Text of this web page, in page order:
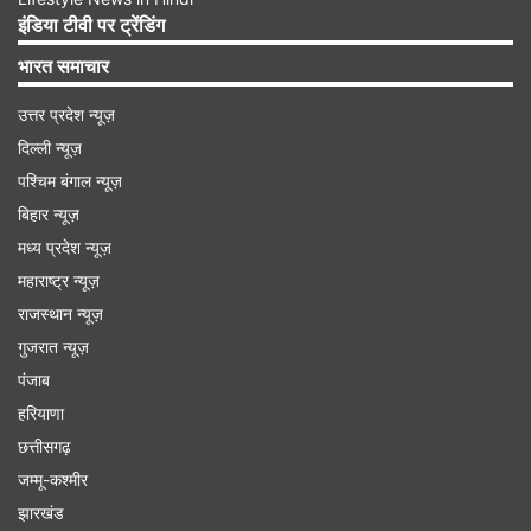
मौत हो गई। इसके अलावा, जमीन पर मौजूद कई लोग मारे गए,
जिनमें पांच एमबीबीएस छात्र भी शामिल थे। इस हादसे में अब
तक 297 लोगों की मौत की पुष्टि हुई है।
इंडिया टीवी पर ट्रेंडिंग
भारत समाचार
उत्तर प्रदेश न्यूज़
दिल्ली न्यूज़
पश्चिम बंगाल न्यूज़
बिहार न्यूज़
मध्य प्रदेश न्यूज़
महाराष्ट्र न्यूज़
राजस्थान न्यूज़
गुजरात न्यूज़
पंजाब
हरियाणा
छत्तीसगढ़
जम्मू-कश्मीर
झारखंड